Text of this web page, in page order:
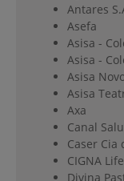
Antares
Asefa
Asisa -
Asisa -
Asisa
Asisa
Axa
Canal
Caser Cia
CIGNA
Divina